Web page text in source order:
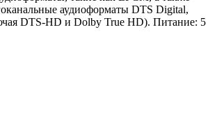
аудиоформаты DTS Digital,
DTS-HD и Dolby True HD). Питание: 5